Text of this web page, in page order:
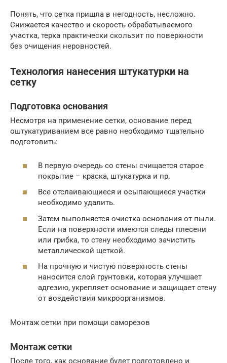
Понять, что сетка пришла в негодность, несложно.
Снижается качество и скорость обрабатываемого
участка, терка практически скользит по поверхности
без очищения неровностей.
Технология нанесения штукатурки на
сетку
Подготовка основания
Несмотря на применение сетки, основание перед
оштукатуриванием все равно необходимо тщательно
подготовить:
В первую очередь со стены счищается старое
покрытие – краска, штукатурка и пр.
Все отслаивающиеся и осыпающиеся участки
необходимо удалить.
Затем выполняется очистка основания от пыли.
Если на поверхности имеются следы плесени
или грибка, то стену необходимо зачистить
металлической щеткой.
На прочную и чистую поверхность стены
наносится слой грунтовки, которая улучшает
адгезию, укрепляет основание и защищает стену
от воздействия микроорганизмов.
Монтаж сетки при помощи саморезов
Монтаж сетки
После того, как основание будет подготовлено и